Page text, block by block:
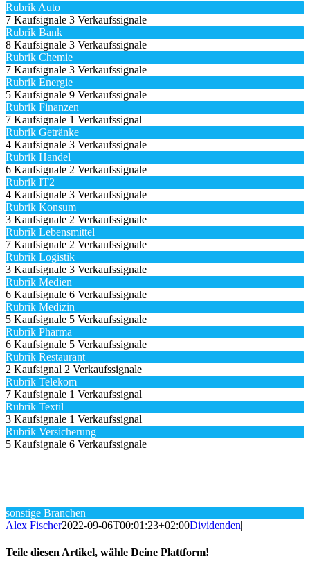
Rubrik Auto
7 Kaufsignale 3 Verkaufssignale
Rubrik Bank
8 Kaufsignale 3 Verkaufssignale
Rubrik Chemie
7 Kaufsignale 3 Verkaufssignale
Rubrik Energie
5 Kaufsignale 9 Verkaufssignale
Rubrik Finanzen
7 Kaufsignale 1 Verkaufssignal
Rubrik Getränke
4 Kaufsignale 3 Verkaufssignale
Rubrik Handel
6 Kaufsignale 2 Verkaufssignale
Rubrik IT2
4 Kaufsignale 3 Verkaufssignale
Rubrik Konsum
3 Kaufsignale 2 Verkaufssignale
Rubrik Lebensmittel
7 Kaufsignale 2 Verkaufssignale
Rubrik Logistik
3 Kaufsignale 3 Verkaufssignale
Rubrik Medien
6 Kaufsignale 6 Verkaufssignale
Rubrik Medizin
5 Kaufsignale 5 Verkaufssignale
Rubrik Pharma
6 Kaufsignale 5 Verkaufssignale
Rubrik Restaurant
2 Kaufsignal 2 Verkaufssignale
Rubrik Telekom
7 Kaufsignale 1 Verkaufssignal
Rubrik Textil
3 Kaufsignale 1 Verkaufssignal
Rubrik Versicherung
5 Kaufsignale 6 Verkaufssignale
sonstige Branchen
Alex Fischer2022-09-06T00:01:23+02:00Dividenden|
Teile diesen Artikel, wähle Deine Plattform!